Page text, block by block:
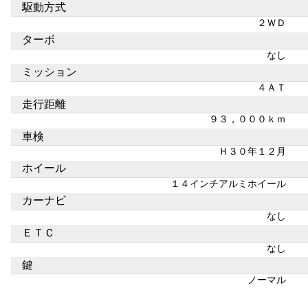
駆動方式
２ＷＤ
ターボ
なし
ミッション
４ＡＴ
走行距離
９３，０００ｋｍ
車検
Ｈ３０年１２月
ホイール
１４インチアルミホイール
カーナビ
なし
ＥＴＣ
なし
鍵
ノーマル